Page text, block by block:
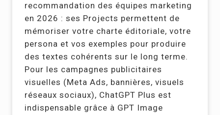
recommandation des équipes marketing
en 2026 : ses Projects permettent de
mémoriser votre charte éditoriale, votre
persona et vos exemples pour produire
des textes cohérents sur le long terme.
Pour les campagnes publicitaires
visuelles (Meta Ads, bannières, visuels
réseaux sociaux), ChatGPT Plus est
indispensable grâce à GPT Image